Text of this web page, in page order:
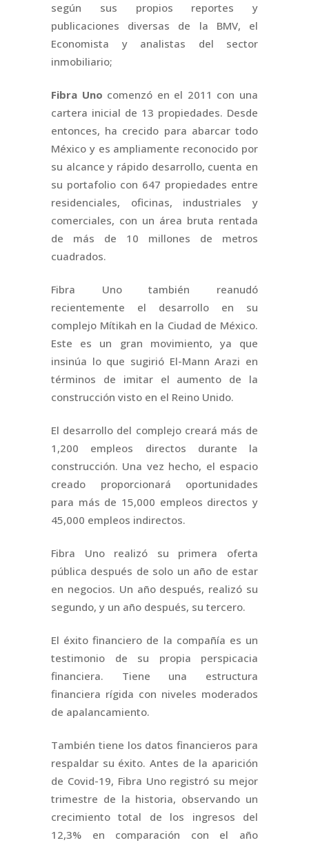
según sus propios reportes y
publicaciones diversas de la BMV, el
Economista y analistas del sector
inmobiliario;
Fibra Uno comenzó en el 2011 con una
cartera inicial de 13 propiedades. Desde
entonces, ha crecido para abarcar todo
México y es ampliamente reconocido por
su alcance y rápido desarrollo, cuenta en
su portafolio con 647 propiedades entre
residenciales, oficinas, industriales y
comerciales, con un área bruta rentada
de más de 10 millones de metros
cuadrados.
Fibra Uno también reanudó
recientemente el desarrollo en su
complejo Mítikah en la Ciudad de México.
Este es un gran movimiento, ya que
insinúa lo que sugirió El-Mann Arazi en
términos de imitar el aumento de la
construcción visto en el Reino Unido.
El desarrollo del complejo creará más de
1,200 empleos directos durante la
construcción. Una vez hecho, el espacio
creado proporcionará oportunidades
para más de 15,000 empleos directos y
45,000 empleos indirectos.
Fibra Uno realizó su primera oferta
pública después de solo un año de estar
en negocios. Un año después, realizó su
segundo, y un año después, su tercero.
El éxito financiero de la compañía es un
testimonio de su propia perspicacia
financiera. Tiene una estructura
financiera rígida con niveles moderados
de apalancamiento.
También tiene los datos financieros para
respaldar su éxito. Antes de la aparición
de Covid-19, Fibra Uno registró su mejor
trimestre de la historia, observando un
crecimiento total de los ingresos del
12,3% en comparación con el año